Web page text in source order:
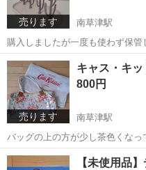
売ります 南草津駅
購入しましたが一度も使わず保管
ます
滋賀 草津市 南草津駅
売ります
キャス・キ
800円
南草津駅
バッグの上の方が少し茶色くなっ
滋賀 草津市 南草津駅
【未使用品